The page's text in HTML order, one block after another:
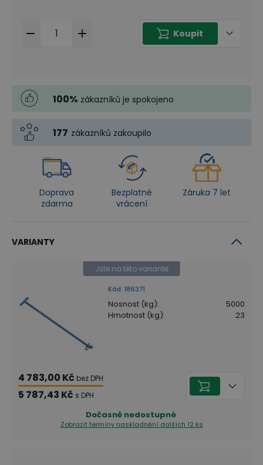
Koupit
100% zákazníků je spokojeno
177 zákazníků zakoupilo
Doprava
zdarma
Bezplatné
vrácení
Záruka 7 let
VARIANTY
Kód: 186371
Jste na této variantě
Nosnost (kg):
5000
Hmotnost (kg): 23
4 783,00 Kč bez DPH
5 787,43 Kč s DPH
Dočasně nedostupné
Zobrazit termíny naskladnění dalších 12 ks